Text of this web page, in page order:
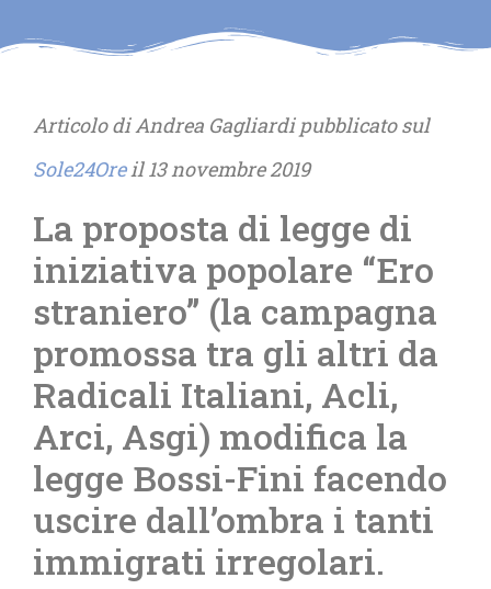
Articolo di Andrea Gagliardi pubblicato sul
Sole24Oreil 13 novembre 2019
La proposta di legge di
iniziativa popolare “Ero
straniero” (la campagna
promossa tra gli altri da
Radicali Italiani, Acli,
Arci, Asgi) modifica la
legge Bossi-Fini facendo
uscire dall’ombra i tanti
immigrati irregolari.